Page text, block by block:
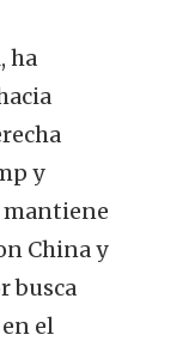
ha
y
China y
busca
el